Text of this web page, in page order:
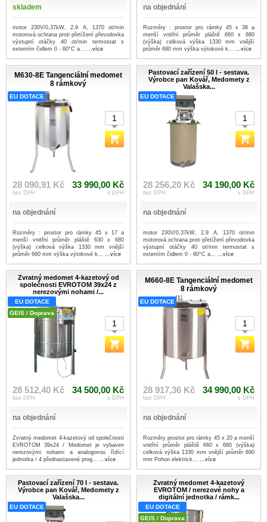
skladem
motor 230V/0,37kW, 2,9 A, 1370 ot/min
motorová ochrana proti přetížení převodovka
výstupní otáčky 40 ot/min termostat s
externím čidlem 0 - 60°C a... ...více
na objednání
Rozměry : prostor pro rámky 45 x 38 a
menší vnitřní průměr pláště 660 x 680
(výška) celková výška 1330 mm vnější
průměr 690 mm výška výtokové k... ...více
M630-8E Tangenciální medomet
8 rámkový
EU DOTACE
28 090,91 Kč
bez DPH
33 990,00 Kč
s DPH
na objednání
Rozměry : prostor pro rámky 45 x 17 a
menší vnitřní průměr pláště 630 x 680
(výška) celková výška 1330 mm vnější
průměr 660 mm výška výtokové k... ...více
Pastovací zařízení 50 l - sestava.
Výrobce pan Kovář, Medomety z
Valašska...
EU DOTACE
28 256,20 Kč
bez DPH
34 190,00 Kč
s DPH
na objednání
motor 230V/0,37kW, 2,9 A, 1370 ot/min
motorová ochrana proti přetížení převodovka
výstupní otáčky 40 ot/min termostat s
externím čidlem 0 - 60°C a... ...více
Zvratný medomet 4-kazetový od
společnosti EVROTOM 39x24 z
nerezovými nohami /...
EU DOTACE
GEIS / Doprava
28 512,40 Kč
bez DPH
34 500,00 Kč
s DPH
na objednání
Zvratný medomet 4-kazetový od společnosti
EVROTOM 39x24 / Medomet je vybaven
nerezovými nohami a analogovou řídící
jednotka / 4 přednastavené prog... ...více
M660-8E Tangenciální medomet
8 rámkový
EU DOTACE
28 917,36 Kč
bez DPH
34 990,00 Kč
s DPH
na objednání
Rozměry prostor pro rámky 45 x 20 a menší
vnitřní průměr pláště 660 x 680 (výška)
celková výška 1330 mm vnější průměr 690
mm Pohon elektrick... ...více
Pastovací zařízení 70 l - sestava.
Výrobce pan Kovář, Medomety z
Valašska...
EU DOTACE
Zvratný medomet 4-kazetový
EVROTOM / nerezové nohy a
digitální jednotka / rámk...
EU DOTACE
GEIS / Doprava